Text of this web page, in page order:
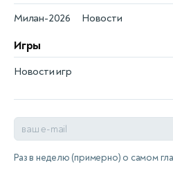
Новости
Милан-2026
Игры
Новости игр
Раз в неделю (примерно) о самом